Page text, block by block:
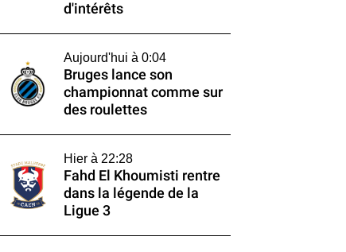
d'intérêts
Aujourd'hui à 0:04
Bruges lance son
championnat comme sur
des roulettes
Hier à 22:28
Fahd El Khoumisti rentre
dans la légende de la
Ligue 3